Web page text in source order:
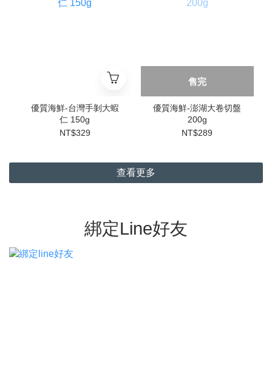
優質海鮮-台灣手剝大蝦
仁 150g
NT$329
售完
優質海鮮-澎湖大卷切盤
200g
NT$289
查看更多
綁定Line好友